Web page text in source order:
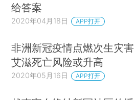
给答案
2020年04月18日 APP打开
非洲新冠疫情点燃次生灾害
艾滋死亡风险或升高
2020年05月16日 APP打开